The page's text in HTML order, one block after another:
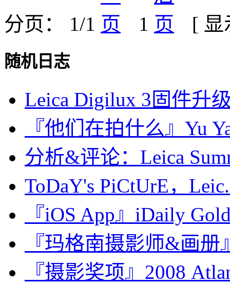
分页： 1/1 1 [
随机日志
Leica Digilux 3固件升
『他们在拍什么』Yu
分析&评论：Leica
ToDaY's PiCtUrE，
『iOS App』iDaily
『玛格南摄影师&画册
『摄影奖项』2008